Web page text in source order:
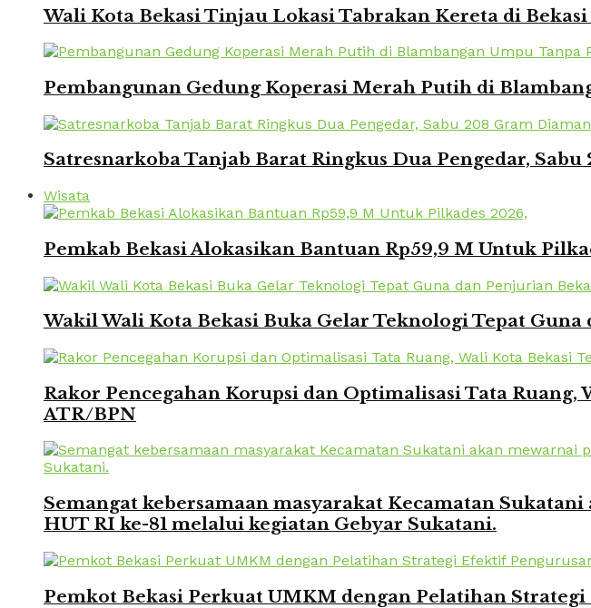
Wali Kota Bekasi Tinjau Lokasi Tabrakan Kereta di
Pembangunan Gedung Koperasi Merah Putih di
Satresnarkoba Tanjab Barat Ringkus Dua Pengedar,
Wisata
Pemkab Bekasi Alokasikan Bantuan Rp59,9 M Untuk
Wakil Wali Kota Bekasi Buka Gelar Teknologi Tepat
Rakor Pencegahan Korupsi dan Optimalisasi Tata
ATR/BPN
Semangat kebersamaan masyarakat Kecamatan
HUT RI ke-81 melalui kegiatan Gebyar Sukatani.
Pemkot Bekasi Perkuat UMKM dengan Pelatihan